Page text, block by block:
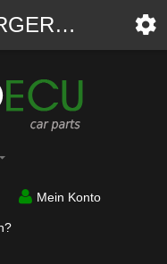
Autoteile
Mein Konto
KOMFORTSTEUERGERÄT BSI CITROEN PEUGEOT 2.0 HDI JOHNSON CONTROLS 21676031-5B, 216760315B, 96 635 101 80, 9663510180, 281197280A - STROMKASTEN - WorldECU